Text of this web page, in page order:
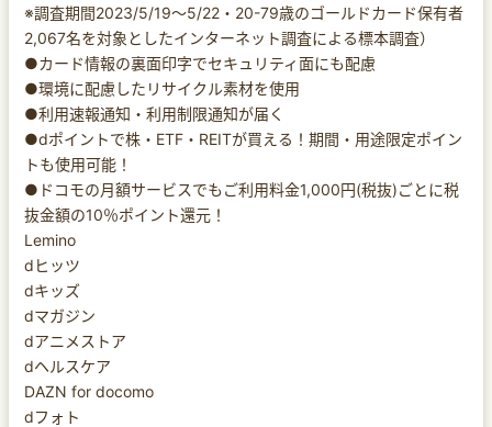
※調査期間2023/5/19～5/22・20-79歳のゴールドカード保有者
2,067名を対象としたインターネット調査による標本調査）
●カード情報の裏面印字でセキュリティ面にも配慮
●環境に配慮したリサイクル素材を使用
●利用速報通知・利用制限通知が届く
●dポイントで株・ETF・REITが買える！期間・用途限定ポイン
トも使用可能！
●ドコモの月額サービスでもご利用料金1,000円(税抜)ごとに税
抜金額の10％ポイント還元！
Lemino
dヒッツ
dキッズ
dマガジン
dアニメストア
dヘルスケア
DAZN for docomo
dフォト